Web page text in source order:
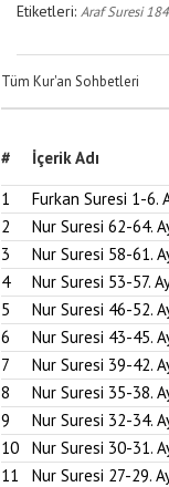
Etiketleri: Araf Suresi
Tüm Kur'an Sohbetleri
# İçerik Adı
1
Furkan Suresi 1-6.
2
Nur Suresi 62-64.
3
Nur Suresi 58-61.
4
Nur Suresi 53-57.
5
Nur Suresi 46-52.
6
Nur Suresi 43-45.
7
Nur Suresi 39-42.
8
Nur Suresi 35-38.
9
Nur Suresi 32-34.
10
Nur Suresi 30-31.
11
Nur Suresi 27-29.